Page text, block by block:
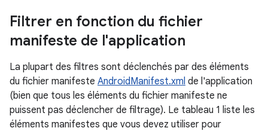
Filtrer en fonction du fichier
manifeste de l'application
La plupart des filtres sont déclenchés par des éléments
du fichier manifeste AndroidManifest.xml de l'application
(bien que tous les éléments du fichier manifeste ne
puissent pas déclencher de filtrage). Le tableau 1 liste les
éléments manifestes que vous devez utiliser pour